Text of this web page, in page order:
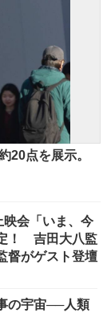
20点を展示。
会「いま、今
！ 吉田大八監
督がゲスト登壇
の宇宙──人類